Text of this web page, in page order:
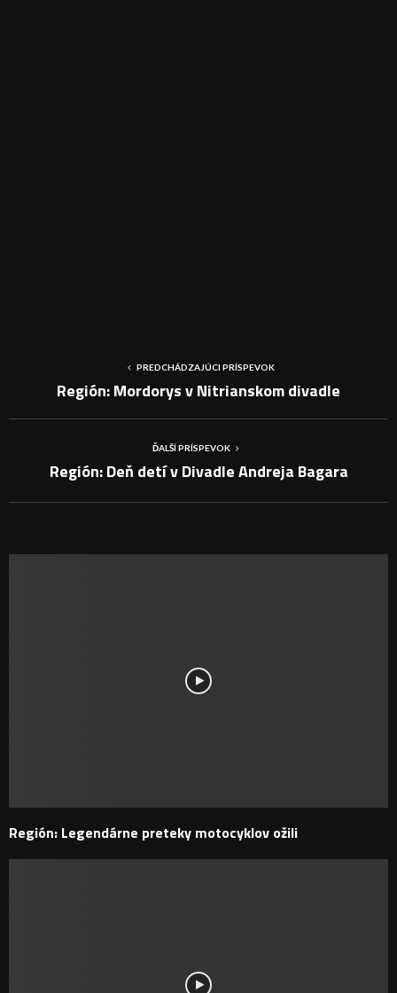
PREDCHÁDZAJÚCI PRÍSPEVOK
Región: Mordorys v Nitrianskom divadle
ĎALŠÍ PRÍSPEVOK
Región: Deň detí v Divadle Andreja Bagara
Región: Legendárne preteky motocyklov ožili